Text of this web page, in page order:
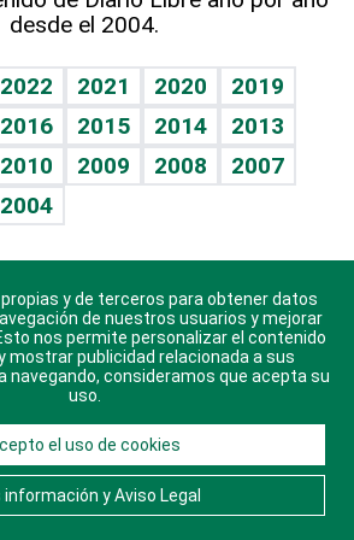
desde el 2004.
2022 2021 2020
2019
2016 2015 2014
2013
2010 2009 2008
2007
2004
aplicaciones para Android, iOS y
sistema Huawei.
todos los derechos reservados.
Legal. Ponte en Contacto
conoce más sobre Diario Libre
y de terceros para obtener datos
de nuestros usuarios y mejorar
nos permite personalizar el contenido
mostrar publicidad relacionada a sus
navegando, consideramos que acepta su
uso.
el uso de cookies
información y Aviso Legal